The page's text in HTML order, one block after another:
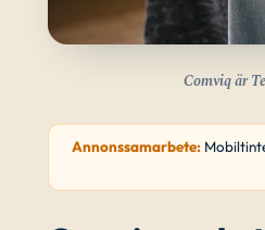
Comviq är
Annonssamarbete: